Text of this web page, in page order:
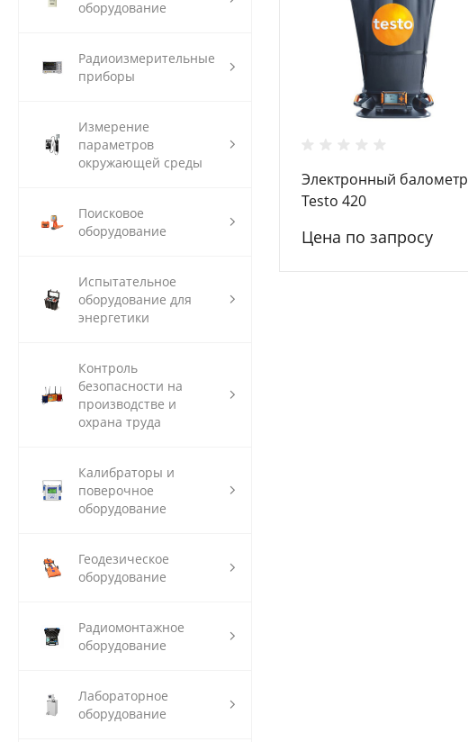
оборудование
Радиоизмерительные
приборы
Измерение
параметров
окружающей среды
Поисковое
оборудование
Испытательное
оборудование для
энергетики
Контроль
безопасности на
производстве и
охрана труда
Калибраторы и
поверочное
оборудование
Геодезическое
оборудование
Радиомонтажное
оборудование
Лабораторное
оборудование
Электронный балометр
Testo 420
Цена по запросу